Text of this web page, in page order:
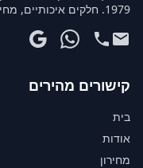
1979. חלקים איכותיים, מחירים תחרותיים ושירות יוצא דופן.
קישורים מהירים
בית
אודות
מחירון